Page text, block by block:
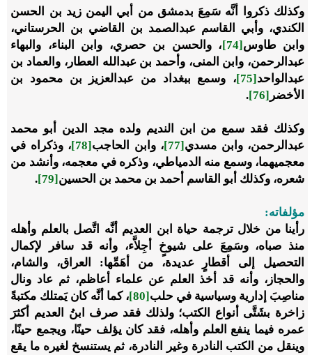
وكذلك ذكروا أنَّه سَمِعَ بدمشق من أبي اليمن زيد بن الحسن
الكندي، وأبي القاسم عبدالصمد بن القاضي بن الحرستاني،
وابن طاوس [74]
، والحسن بن حصري، وابن البناء، والبهاء
عبدالرحمن، وابن المنى، وأحمد بن عبدالله العطار، والعماد بن
عبدالواحد [75]
، وسمع ببغداد من عبدالعزيز بن محمود بن
الأخضر [76]
.
وكذلك فقد سمع من ابن النديم ولده مجد الدين أبو محمد
عبدالرحمن، وابن مسدي [77] ، وابن الحاجب [78]
، وذكراه في
معجميهما، وسمع منه الدمياطي، وذكره في معجمه، وأنشد من
شعره، وكذلك أبو القاسم أحمد بن محمد بن الحسين [79]
.
مؤلفاته:
رأينا من خلال ترجمة حياة ابن العديم أنَّه اتَّصل بالعلم وأهله
منذ صباه، وسَمِعَ على شيوخٍ أجِلاَّء، وأنه قد سافر لإكمال
التحصيل إلى أقطارٍ عديدة، من أهَمِّها: العراق، والشام،
والحجاز، وأنه قد أخذ العلم عن علماء أعاظم، ثم عاد ونال
مناصِبَ إدارية وسياسية في حلب [80]
، كما أنَّه كان يَمتلك مكتبةً
زاخرة بشَتَّى أنواع الكتب؛ ولذلك فقد صرف ابنُ العديم أكثرَ
عمره فيما ينفع العلم وأهله، فقد كان يؤلف حينًا، ويجمع حينًا،
وينقل من الكتب النادرة وغير النادرة، ثم يستنسخ لغيره ما يقع